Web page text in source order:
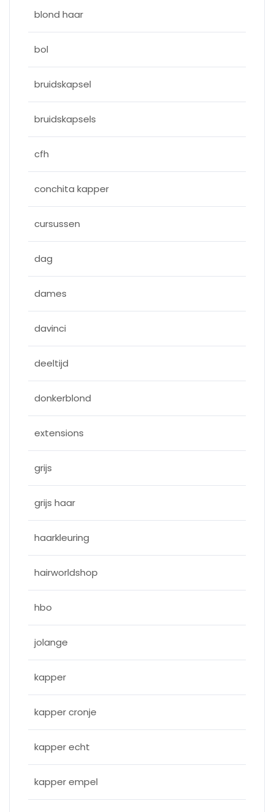
blond haar
bol
bruidskapsel
bruidskapsels
cfh
conchita kapper
cursussen
dag
dames
davinci
deeltijd
donkerblond
extensions
grijs
grijs haar
haarkleuring
hairworldshop
hbo
jolange
kapper
kapper cronje
kapper echt
kapper empel